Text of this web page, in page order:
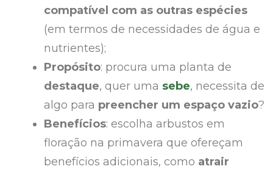
compatível com as outras espécies
(em termos de necessidades de água e
nutrientes);
Propósito: procura uma planta de
destaque, quer uma sebe, necessita de
algo para preencher um espaço vazio?
Benefícios: escolha arbustos em
floração na primavera que ofereçam
benefícios adicionais, como atrair